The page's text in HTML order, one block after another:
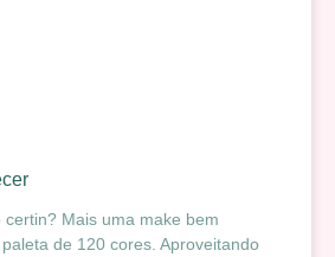
certin? Mais uma make bem
de 120 cores. Aproveitando